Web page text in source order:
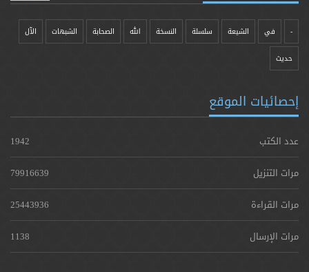
- في الشيعة سلسلة النسخة الله الصحابة الشبهات الآل
حدیث
إحصائيات الموقع
عدد الكتب
1942
مرات التنزيل
79916639
مرات القراءة
25443936
مرات الإرسال
1138